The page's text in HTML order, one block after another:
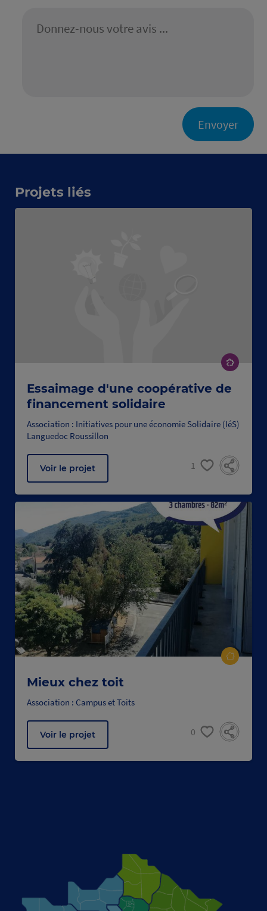
Envoyer
Projets liés
Essaimage d'une coopérative de
financement solidaire
Association : Initiatives pour une économie Solidaire (IéS)
Languedoc Roussillon
Voir le projet 1
Mieux chez toit
Association : Campus et Toits
Voir le projet 0